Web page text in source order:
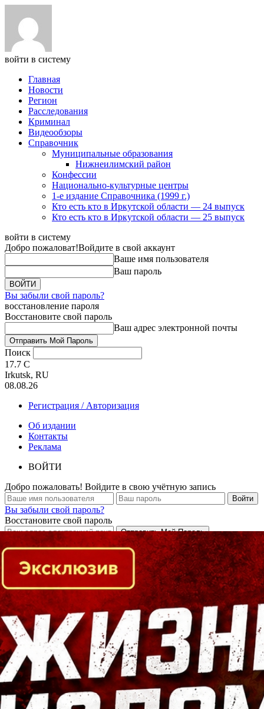
войти в систему
Главная
Новости
Регион
Расследования
Криминал
Видеообзоры
Справочник
Муниципальные образования
Нижнеилимский район
Конфессии
Национально-культурные центры
1-е издание Справочника (1999 г.)
Кто есть кто в Иркутской области — 24 выпуск
Кто есть кто в Иркутской области — 25 выпуск
войти в систему
Добро пожаловат!Войдите в свой аккаунт
Ваше имя пользователя
Ваш пароль
Вы забыли свой пароль?
восстановление пароля
Восстановите свой пароль
Ваш адрес электронной почты
Поиск
17.7 C
Irkutsk, RU
08.08.26
Регистрация / Авторизация
Об издании
Контакты
Реклама
ВОЙТИ
Добро пожаловать! Войдите в свою учётную запись
Вы забыли свой пароль?
Восстановите свой пароль
Кто есть кто в Байкальском регионе